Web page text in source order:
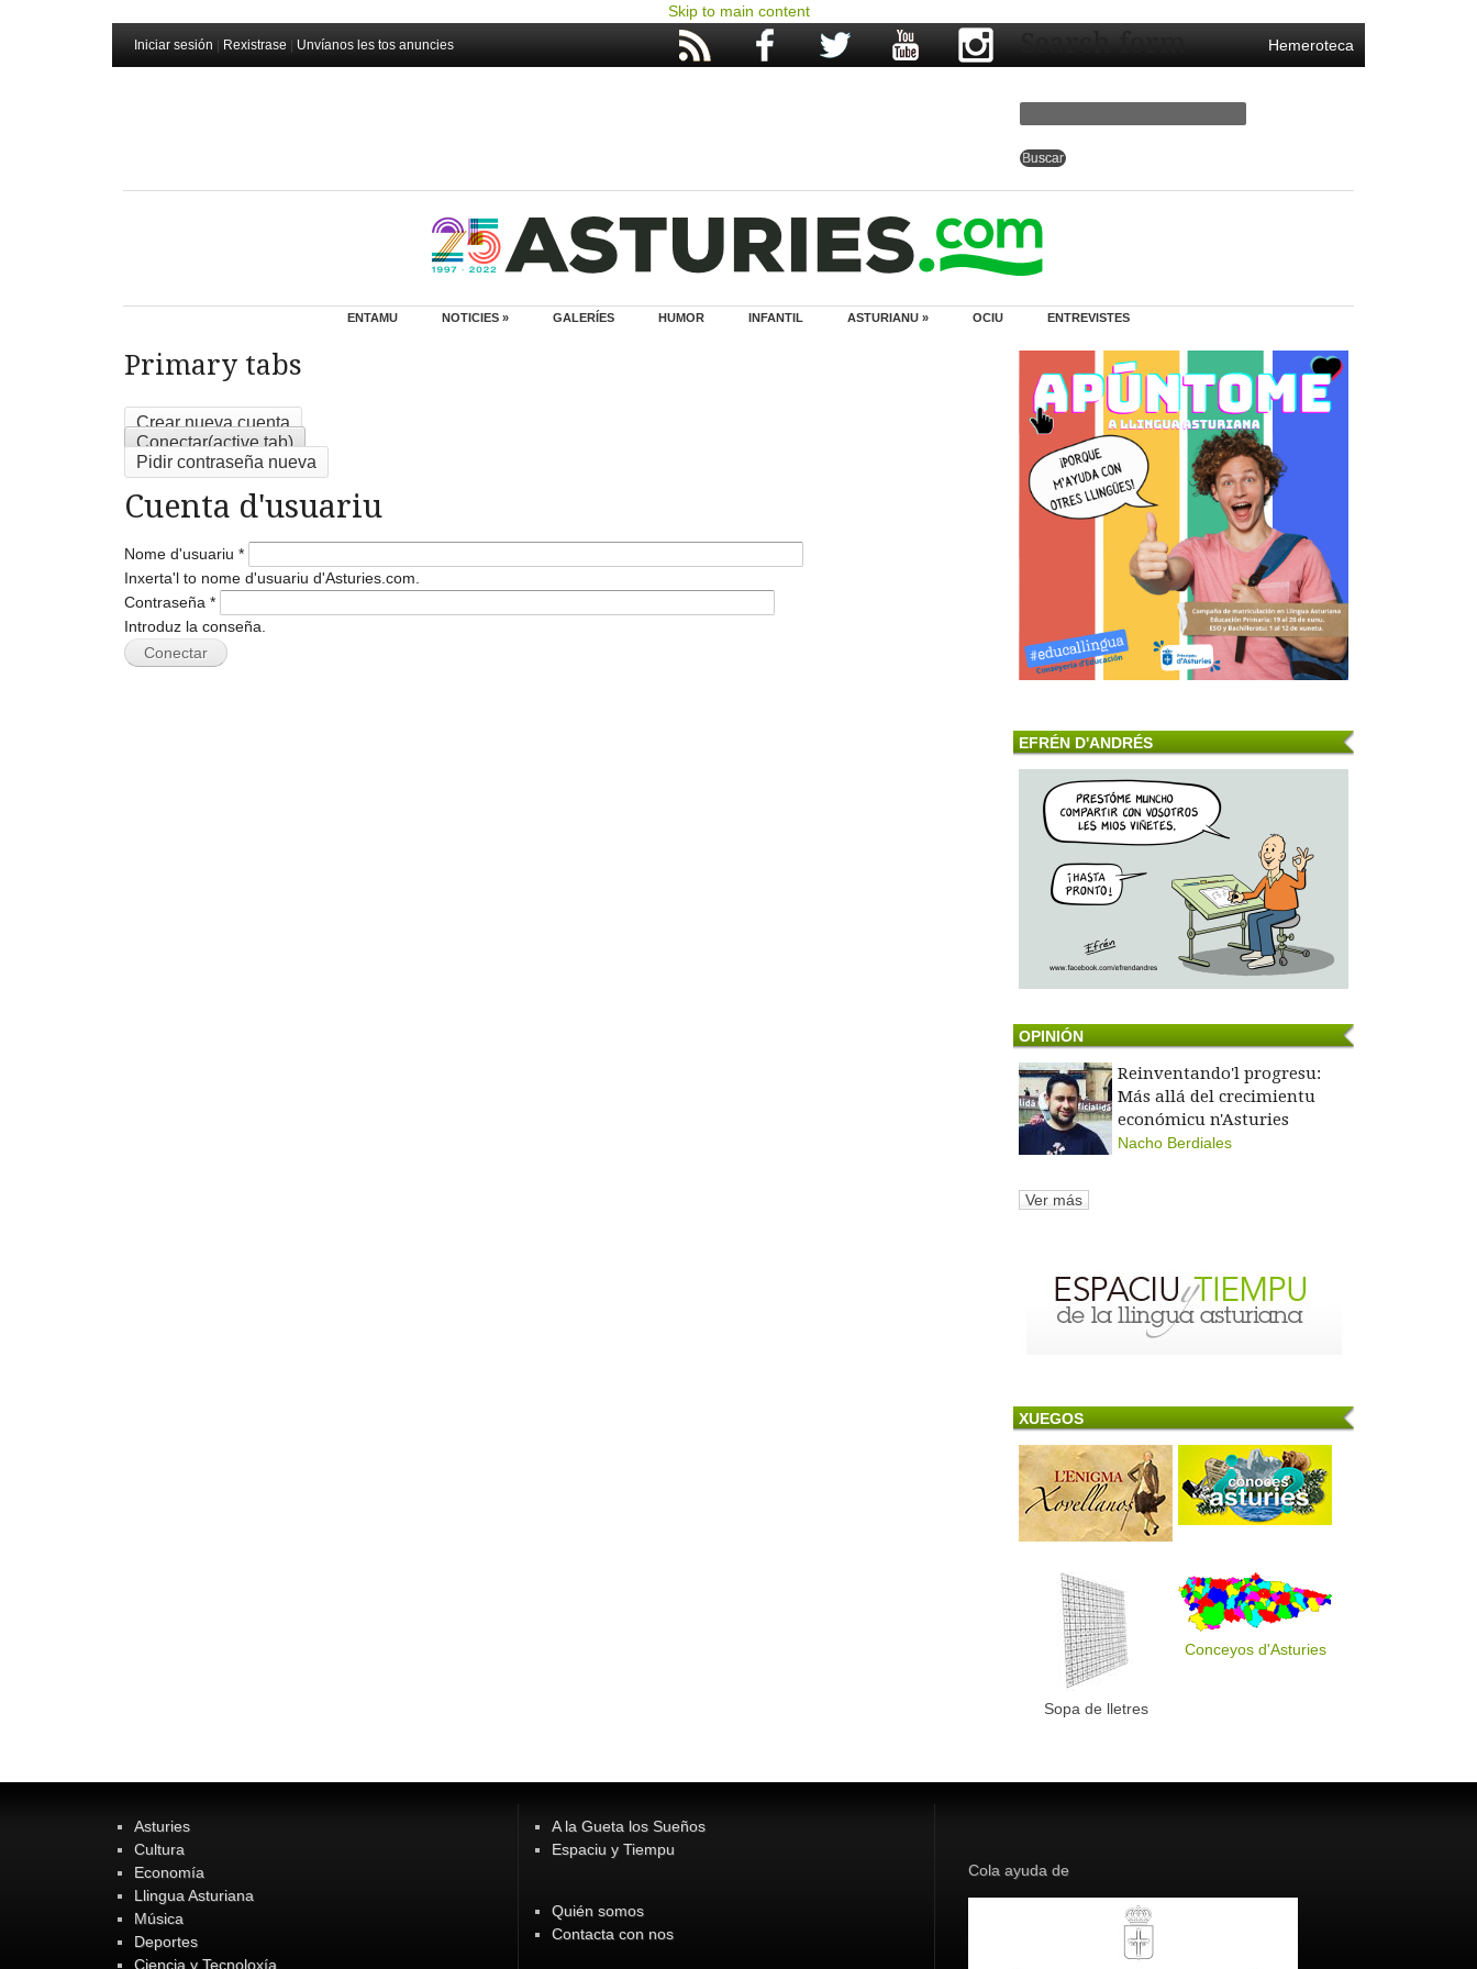
Skip to main content
Iniciar sesión Rexistrase Unvíanos les tos anuncies Hemeroteca
Search form
ENTAMU NOTICIES » GALERÍES HUMOR INFANTIL ASTURIANU » OCIU ENTREVISTES
Primary tabs
Crear nueva cuenta
Conectar(active tab)
Pidir contraseña nueva
Cuenta d'usuariu
Nome d'usuariu *
Inxerta'l to nome d'usuariu d'Asturies.com.
Contraseña *
Introduz la conseña.
EFRÉN D'ANDRÉS
OPINIÓN
Reinventando'l progresu:
Más allá del crecimientu
económicu n'Asturies
Nacho Berdiales
Ver más
XUEGOS
Sopa de lletres
Conceyos d'Asturies
Asturies
Cultura
Economía
Llingua Asturiana
Música
Deportes
Ciencia y Tecnoloxía
A la Gueta los Sueños
Espaciu y Tiempu
Quién somos
Contacta con nos
Cola ayuda de